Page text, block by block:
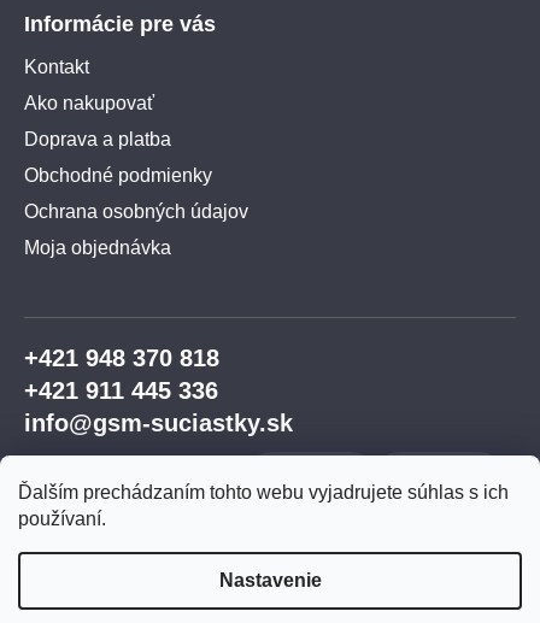
Ďalším prechádzaním tohto webu vyjadrujete súhlas s ich
používaní.
Nastavenie
Informácie pre vás
Kontakt
Ako nakupovať
Doprava a platba
Obchodné podmienky
Ochrana osobných údajov
Moja objednávka
+421 948 370 818
+421 911 445 336
info@gsm-suciastky.sk